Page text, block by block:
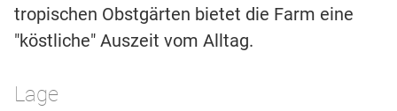
tropischen Obstgärten bietet die Farm eine
"köstliche" Auszeit vom Alltag.
Lage